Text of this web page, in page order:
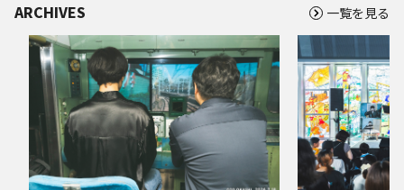
ARCHIVES 一覧を見る